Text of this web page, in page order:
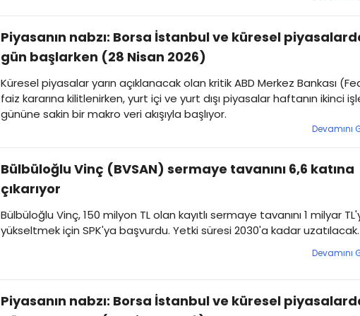
Piyasanın nabzı: Borsa İstanbul ve küresel
gün başlarken (28 Nisan 2026)
Küresel piyasalar yarın açıklanacak olan kritik ABD Merkez Bankası
faiz kararına kilitlenirken, yurt içi ve yurt dışı piyasalar haftanın ikinci
gününe sakin bir makro veri akışıyla başlıyor.
Devamını
Bülbüloğlu Vinç (BVSAN) sermaye tavanını 6,6 katına
çıkarıyor
Bülbüloğlu Vinç, 150 milyon TL olan kayıtlı sermaye tavanını 1 milyar
yükseltmek için SPK'ya başvurdu. Yetki süresi 2030'a kadar uzatılacak.
Devamını
Piyasanın nabzı: Borsa İstanbul ve küresel